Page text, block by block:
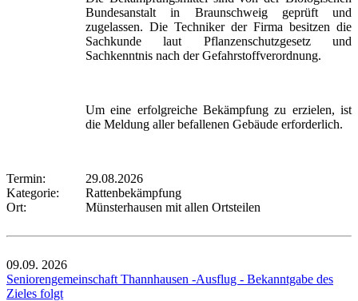
Bundesanstalt in Braunschweig geprüft und
zugelassen. Die Techniker der Firma besitzen die
Sachkunde laut Pflanzenschutzgesetz und
Sachkenntnis nach der Gefahrstoffverordnung.
Um eine erfolgreiche Bekämpfung zu erzielen, ist
die Meldung aller befallenen Gebäude erforderlich.
Termin:
29.08.2026
Kategorie:
Rattenbekämpfung
Ort:
Münsterhausen mit allen Ortsteilen
09.09. 2026
Seniorengemeinschaft Thannhausen -Ausflug - Bekanntgabe des
Zieles folgt